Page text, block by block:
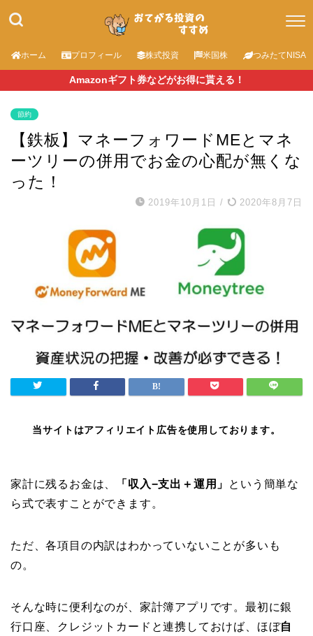
ホーム プロフィール 株式投資 米国株 つみたてNISA
Amazonギフト券などがお得に貰える！
節約
【鉄板】マネーフォワードMEとマネ
ーツリーの併用でお金の心配が無くな
った！
2019年10月1日 / 2020年8月7日
当サイトはアフィリエイト広告を使用しております。
家計に残るお金は、 「収入−支出＋運用」
という簡単な
ら式で表すことができます。
ただ、各項目の内訳はわかっていないことが多いも
の。
そんな時に便利なのが、家計簿アプリです。最初に銀
行口座、クレジットカードと連携しておけば、ほぼ自